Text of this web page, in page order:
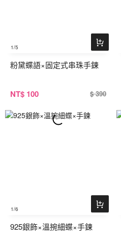
1/5
粉黛蝶語×固定式串珠手鍊
NT$ 100 $ 390
1/6
925銀飾×溫捥細蝶×手鍊